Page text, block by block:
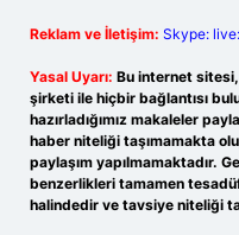
Reklam ve İletişim: Skype:
Yasal Uyarı: Bu internet
şirketi ile hiçbir bağlantısı
hazırladığımız makaleler
haber niteliği taşımamakta
paylaşım yapılmamaktadır.
benzerlikleri tamamen
halindedir ve tavsiye niteliği